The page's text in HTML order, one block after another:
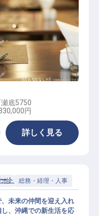
バイザー（イタ
）
底5750
円
詳しく見る
他 総務・経理・人事
ト
未来の仲間を迎え入れ
、沖縄での新生活を応